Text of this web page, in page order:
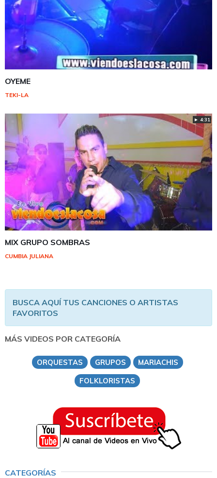
OYEME
TEKI-LA
► 4:31
MIX GRUPO SOMBRAS
CUMBIA JULIANA
BUSCA AQUÍ TUS CANCIONES O ARTISTAS
FAVORITOS
MÁS VIDEOS POR CATEGORÍA
ORQUESTAS GRUPOS
MARIACHIS
FOLKLORISTAS
CATEGORÍAS